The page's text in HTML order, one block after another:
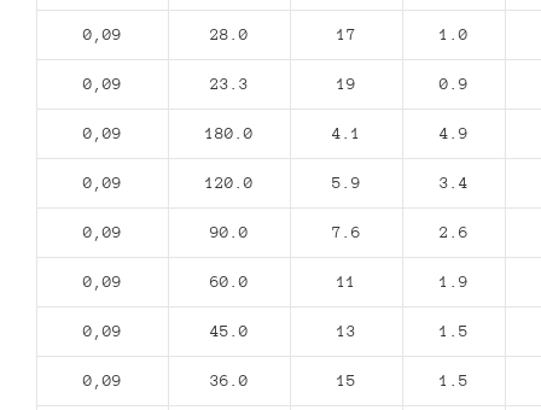
0,09 28.0 17 1.0
0,09 23.3 19 0.9
0,09 180.0 4.1 4.9
0,09 120.0 5.9 3.4
0,09 90.0 7.6 2.6
0,09 60.0 11 1.9
0,09 45.0 13 1.5
0,09 36.0 15 1.5